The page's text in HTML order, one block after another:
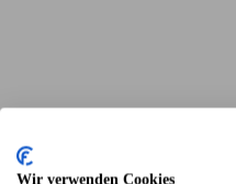
Wir verwenden Cookies